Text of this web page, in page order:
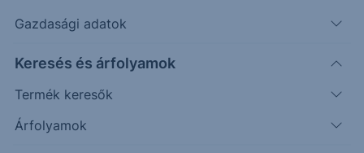
Gazdasági adatok
Keresés és árfolyamok
Termék keresők
Árfolyamok
ISIN: XS2598497480
Termék működését szemléltető grafikon
Mozgassa a grafikon pontjait, vagy adja meg az